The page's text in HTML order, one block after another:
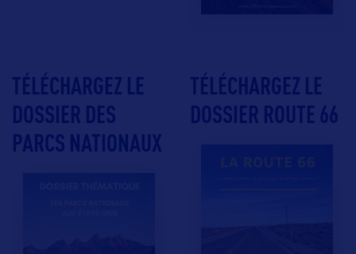
TÉLÉCHARGEZ LE
DOSSIER DES
PARCS NATIONAUX
TÉLÉCHARGEZ LE
DOSSIER ROUTE 66